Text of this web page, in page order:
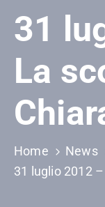
DOCUMENTI
PUBBLICAZIONI
CONTATTI
31
La
Home
News
31 luglio 2012